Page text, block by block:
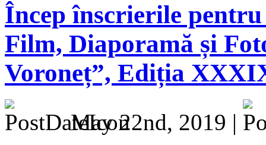
Încep înscrierile
Film, Diaporamă și
Voroneț”, Ediția
May 22nd, 2019 |